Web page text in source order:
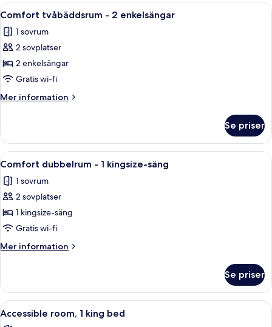
kingsize-
Öppna
alla
foton
för
Comfort
tvåbäddsrum
-
2
Ett hotellrum med en stor säng, ett
5
Comfort tvåbäddsrum - 2 enkelsängar
1 sovrum
2 sovplatser
2 enkelsängar
Gratis wi-fi
Mer information
Mer
tvåbäddsrum
2
Se priser
Öppna
alla
foton
för
Comfort
dubbelrum
-
1
säng
Ett hotellrum med en stor säng,
5
Comfort dubbelrum - 1 kingsize-säng
1 sovrum
2 sovplatser
1 kingsize-säng
Gratis wi-fi
Mer information
Mer
dubbelrum
1
Se priser
Öppna
alla
Ett hotellrum med en stor säng, en
5
Accessible room, 1 king bed